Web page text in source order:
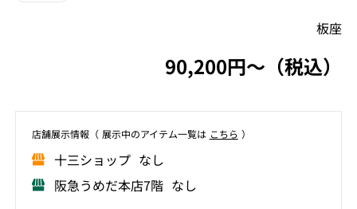
板座
90,200円〜（税込）
店舗展⽰情報（ 展⽰中のアイテム⼀覧は こちら ）
⼗三ショップ なし
阪急うめだ本店7階 なし